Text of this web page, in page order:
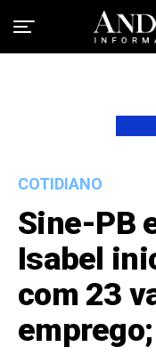
COTIDIANO
Sine-PB
Isabel
com 23